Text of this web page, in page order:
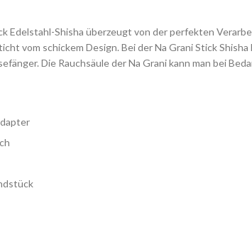
Edelstahl-Shisha überzeugt von der perfekten
vom schickem Design. Bei der Na Grani Stick
Die Rauchsäule der Na Grani kann man bei